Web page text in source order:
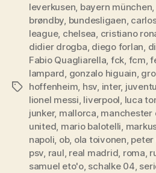
Tags
leverkusen, bayern münchen,
brøndby, bundesligaen,
league, chelsea, cristiano
didier drogba, diego forlan,
Fabio Quagliarella, fck, fcm,
lampard, gonzalo higuain,
hoffenheim, hsv, inter,
lionel messi, liverpool, luca
junker, mallorca, manchester
united, mario balotelli,
napoli, ob, ola toivonen, peter
psv, raul, real madrid, roma,
samuel eto'o, schalke 04,